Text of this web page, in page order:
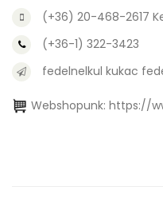
(+36) 20-468-2617
(+36-1) 322-3423
fedelnelkul kukac
Webshopunk: https://